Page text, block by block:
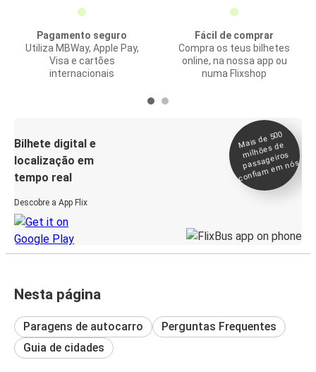
Pagamento seguro
Utiliza MBWay, Apple Pay,
Visa e cartões
internacionais
Fácil de comprar
Compra os teus bilhetes
online, na nossa app ou
numa Flixshop
Bilhete digital e
localização em
tempo real
Descobre a App Flix
Mais de 500
milhões de
passageiros
confia
m e
m nós
Nesta página
Paragens de autocarro
Perguntas Frequentes
Guia de cidades